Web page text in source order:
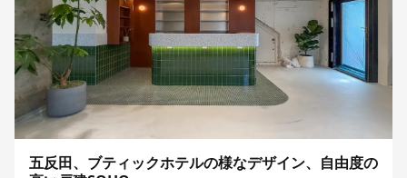
五反田、ブティックホテルの様なデザイン、自由度の